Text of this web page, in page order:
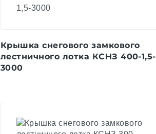
Крышка снегового замкового
лестничного лотка КСНЗ 400-1,5-
3000